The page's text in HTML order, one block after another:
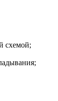
схемой;